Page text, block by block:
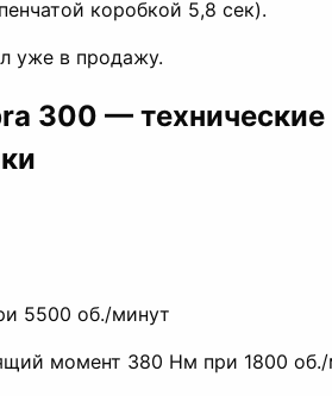
коробкой 5,8 сек).
уже в продажу.
300 — технические
5500 об./минут
момент 380 Нм при 1800 об./